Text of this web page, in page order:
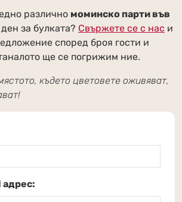
различно моминско парти във
за булката? Свържете се с нас и
според броя гости и
ще се погрижим ние.
където цветовете оживяват,
адрес: